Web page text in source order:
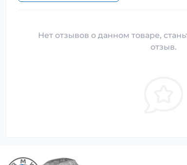
Нет отзывов о данном товаре,
отзыв.